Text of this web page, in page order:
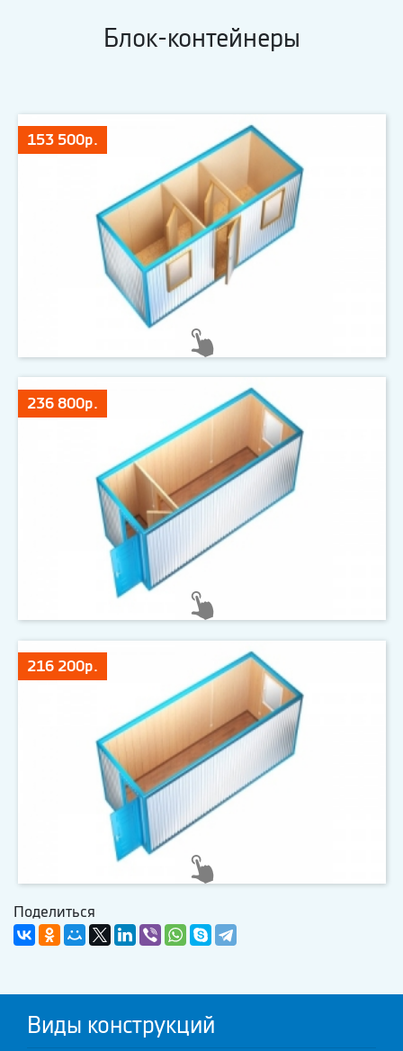
Блок-контейнеры
153 500р.
236 800р.
216 200р.
Поделиться
Виды конструкций